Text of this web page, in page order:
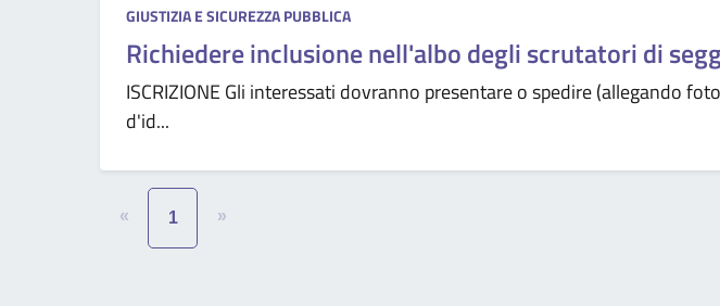
GIUSTIZIA E SICUREZZA PUBBLICA
Richiedere inclusione nell'albo degli scrutatori di
ISCRIZIONE Gli interessati dovranno presentare o spedire (allegando
d'id...
« 1 »